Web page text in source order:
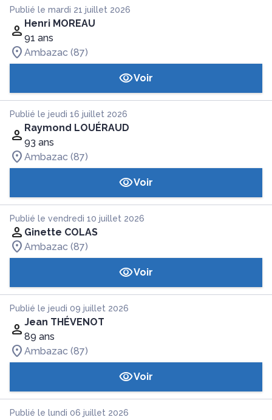
Publié le mardi 21 juillet 2026
Henri MOREAU
91 ans
Ambazac (87)
Voir
Publié le jeudi 16 juillet 2026
Raymond LOUÉRAUD
93 ans
Ambazac (87)
Voir
Publié le vendredi 10 juillet 2026
Ginette COLAS
Ambazac (87)
Voir
Publié le jeudi 09 juillet 2026
Jean THÉVENOT
89 ans
Ambazac (87)
Voir
Publié le lundi 06 juillet 2026